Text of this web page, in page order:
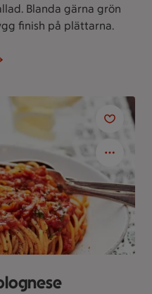
Blanda gärna grön
finish på plättarna.